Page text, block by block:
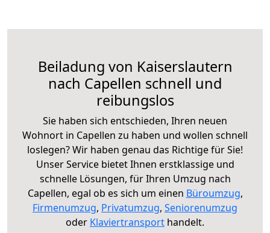
Beiladung von Kaiserslautern
nach Capellen schnell und
reibungslos
Sie haben sich entschieden, Ihren neuen
Wohnort in Capellen zu haben und wollen schnell
loslegen? Wir haben genau das Richtige für Sie!
Unser Service bietet Ihnen erstklassige und
schnelle Lösungen, für Ihren Umzug nach
Capellen, egal ob es sich um einen Büroumzug,
Firmenumzug, Privatumzug, Seniorenumzug
oder Klaviertransport handelt.